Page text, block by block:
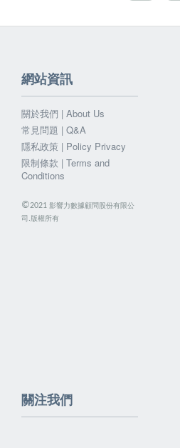
網站資訊
關於我們 | About Us
常見問題 | Q&A
隱私政策 | Policy Privacy
限制條款 | Terms and
Conditions
©2021 影響力數據顧問股份有限公
司.版權所有
關注我們